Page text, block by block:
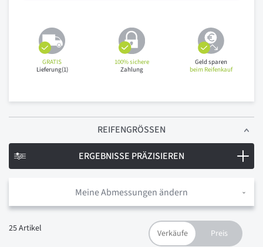
GRATIS
Lieferung(1)
100% sichere
Zahlung
Geld sparen
beim Reifenkauf
REIFENGRÖSSEN
Meine Abmessungen ändern
25Artikel
ERGEBNISSE PRÄZISIEREN